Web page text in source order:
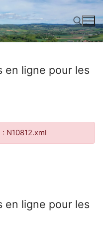
en ligne pour les
N10812.xml
en ligne pour les